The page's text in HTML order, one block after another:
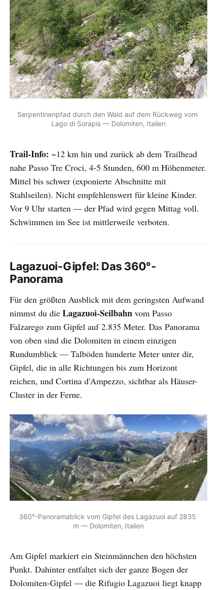
Serpentinenpfad durch den Wald auf dem Rückweg vom
Lago di Sorapis — Dolomiten, Italien
Trail-Info: ~12 km hin und zurück ab dem Trailhead
nahe Passo Tre Croci, 4-5 Stunden, 600 m Höhenmeter.
Mittel bis schwer (exponierte Abschnitte mit
Stahlseilen). Nicht empfehlenswert für kleine Kinder.
Vor 9 Uhr starten — der Pfad wird gegen Mittag voll.
Schwimmen im See ist mittlerweile verboten.
Lagazuoi-Gipfel: Das 360°-
Panorama
Für den größten Ausblick mit dem geringsten Aufwand
nimmst du die Lagazuoi-Seilbahn vom Passo
Falzarego zum Gipfel auf 2.835 Meter. Das Panorama
von oben sind die Dolomiten in einem einzigen
Rundumblick — Talböden hunderte Meter unter dir,
Gipfel, die in alle Richtungen bis zum Horizont
reichen, und Cortina d'Ampezzo, sichtbar als Häuser-
Cluster in der Ferne.
360°-Panoramablick vom Gipfel des Lagazuoi auf 2835
m — Dolomiten, Italien
Am Gipfel markiert ein Steinmännchen den höchsten
Punkt. Dahinter entfaltet sich der ganze Bogen der
Dolomiten-Gipfel — die Rifugio Lagazuoi liegt knapp